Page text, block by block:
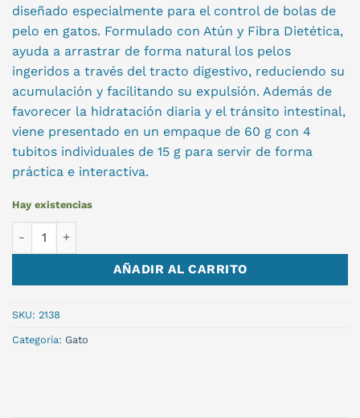
diseñado especialmente para el control de bolas de
pelo en gatos. Formulado con Atún y Fibra Dietética,
ayuda a arrastrar de forma natural los pelos
ingeridos a través del tracto digestivo, reduciendo su
acumulación y facilitando su expulsión. Además de
favorecer la hidratación diaria y el tránsito intestinal,
viene presentado en un empaque de 60 g con 4
tubitos individuales de 15 g para servir de forma
práctica e interactiva.
Hay existencias
AÑADIR AL CARRITO
SKU: 2138
Categoría: Gato